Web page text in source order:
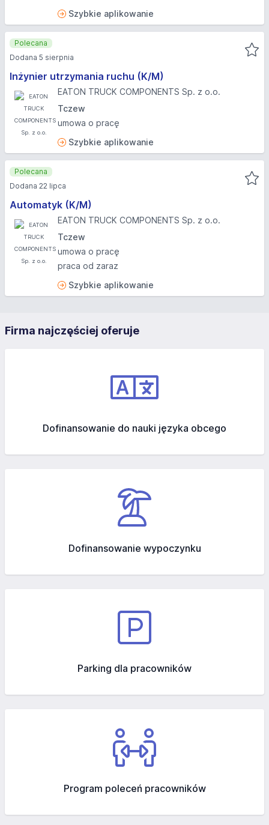
Szybkie aplikowanie
Inżynier utrzymania ruchu (K/M)
EATON TRUCK COMPONENTS Sp. z o.o.
Tczew
umowa o pracę
Szybkie aplikowanie
Polecana
Dodana 5 sierpnia
Automatyk (K/M)
EATON TRUCK COMPONENTS Sp. z o.o.
Tczew
umowa o pracę
praca od zaraz
Szybkie aplikowanie
Polecana
Dodana 22 lipca
Firma najczęściej oferuje
Dofinansowanie do nauki języka obcego
Dofinansowanie wypoczynku
Parking dla pracowników
Program poleceń pracowników